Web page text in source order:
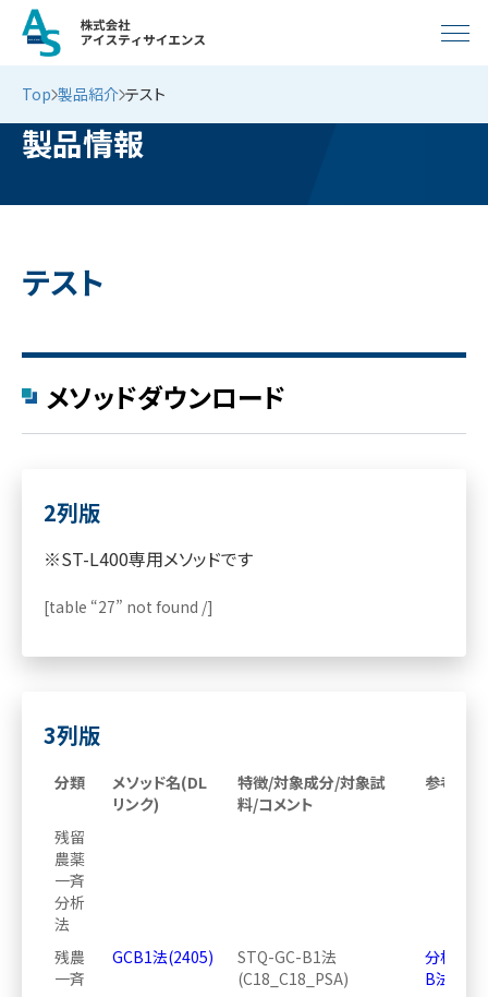
Top 製品紹介 テスト
製品情報
テスト
メソッドダウンロード
2列版
※ST-L400専用メソッドです
[table “27” not found /]
3列版
分類
メソッド名(DL
リンク)
特徴/対象成分/対象試
料/コメント
参考
残留
農薬
一斉
分析
法
残農
一斉
GCB1法(2405)
STQ-GC-B1法
(C18_C18_PSA)
分析方
B法